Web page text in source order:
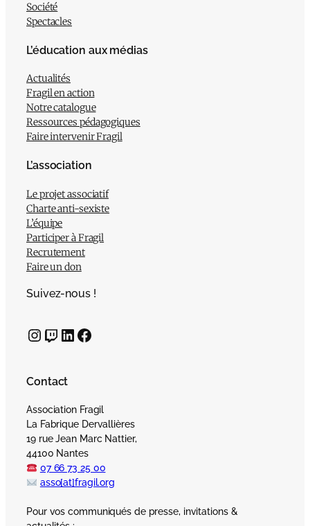
Société
Spectacles
L’éducation aux médias
Actualités
Fragil en action
Notre catalogue
Ressources pédagogiques
Faire intervenir Fragil
L’association
Le projet associatif
Charte anti-sexiste
L’équipe
Participer à Fragil
Recrutement
Faire un don
Suivez-nous !
InstagramTwitch LinkedIn Facebook
Contact
Association Fragil
La Fabrique Dervallières
19 rue Jean Marc Nattier,
44100 Nantes
07 66 73 25 00
asso[at]fragil.org
Pour vos communiqués de presse, invitations &